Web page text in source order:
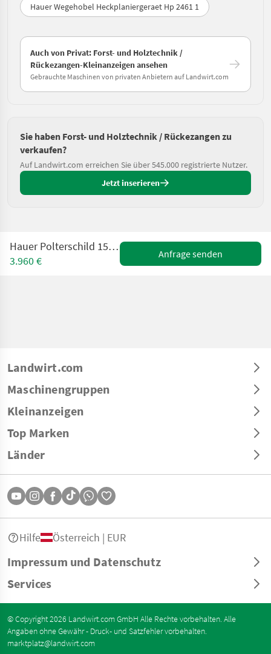
Hauer Wegehobel Heckplaniergeraet Hp 2461 1
Auch von Privat: Forst- und Holztechnik /
Rückezangen-Kleinanzeigen ansehen
Gebrauchte Maschinen von privaten Anbietern auf Landwirt.com
Sie haben Forst- und Holztechnik / Rückezangen zu
verkaufen?
Auf Landwirt.com erreichen Sie über 545.000 registrierte Nutzer.
Jetzt inserieren
Hauer Polterschild 1500mm mit Niederhalter
3.960 €
Anfrage senden
Landwirt.com
Maschinengruppen
Kleinanzeigen
Top Marken
Länder
Impressum und Datenschutz
Services
Hilfe Österreich | EUR
© Copyright 2026 Landwirt.com GmbH Alle Rechte vorbehalten. Alle
Angaben ohne Gewähr - Druck- und Satzfehler vorbehalten.
marktplatz@landwirt.com